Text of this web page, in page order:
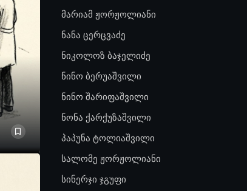
მარიამ ჟორჟოლიანი
ნანა ცერცვაძე
ნიკოლოზ ბაჯელიძე
ნინო ბერუაშვილი
ნინო შარიფაშვილი
ნონა ქარქუზაშვილი
პაპუნა ტოლიაშვილი
სალომე ჟორჟოლიანი
სინერჯი ჯგუფი